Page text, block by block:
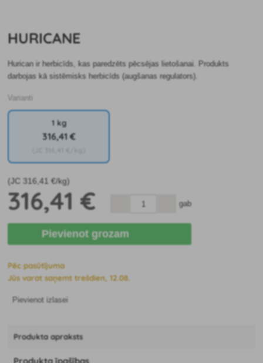
HURICANE
Hurican ir herbicīds, kas paredzēts pēcsējas lietošanai. Produkts
darbojas kā sistēmisks herbicīds (augšanas regulators).
Varianti
1 kg
316,41 €
,41 €/kg)
(JC 316,41 €/kg)
316,41 € gab
Pievienot grozam
Pēc pasūtījuma
Jūs varat saņemt trešdien, 12.08.
Pievienot izlasei
Produkta apraksts